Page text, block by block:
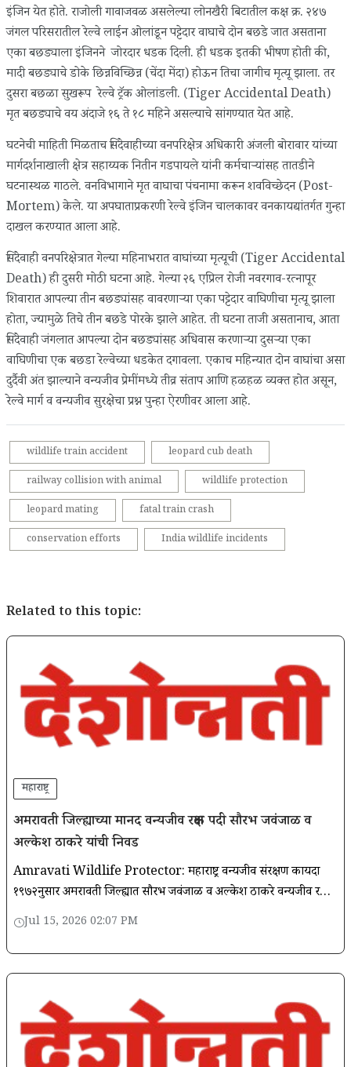
इंजिन येत होते. राजोली गावाजवळ असलेल्या लोनखैरी बिटातील कक्ष क्र. २४७
जंगल परिसरातील रेल्वे लाईन ओलांडून पट्टेदार वाघाचे दोन बछडे जात असताना
एका बछड्याला इंजिनने जोरदार धडक दिली. ही धडक इतकी भीषण होती की,
मादी बछड्याचे डोके छिन्नविच्छिन्न (चेंदा मेंदा) होऊन तिचा जागीच मृत्यू झाला. तर
दुसरा बछळा सुखरूप रेल्वे ट्रॅक ओलांडली. (Tiger Accidental Death)
मृत बछड्याचे वय अंदाजे १६ ते १८ महिने असल्याचे सांगण्यात येत आहे.
घटनेची माहिती मिळताच सिंदेवाहीच्या वनपरिक्षेत्र अधिकारी अंजली बोरावार यांच्या
मार्गदर्शनाखाली क्षेत्र सहाय्यक नितीन गडपायले यांनी कर्मचाऱ्यांसह तातडीने
घटनास्थळ गाठले. वनविभागाने मृत वाघाचा पंचनामा करून शवविच्छेदन (Post-
Mortem) केले. या अपघाताप्रकरणी रेल्वे इंजिन चालकावर वनकायद्यांतर्गत गुन्हा
दाखल करण्यात आला आहे.
सिंदेवाही वनपरिक्षेत्रात गेल्या महिनाभरात वाघांच्या मृत्यूची (Tiger Accidental
Death) ही दुसरी मोठी घटना आहे. गेल्या २६ एप्रिल रोजी नवरगाव-रत्नापूर
शिवारात आपल्या तीन बछड्यांसह वावरणाऱ्या एका पट्टेदार वाघिणीचा मृत्यू झाला
होता, ज्यामुळे तिचे तीन बछडे पोरके झाले आहेत. ती घटना ताजी असतानाच, आता
सिंदेवाही जंगलात आपल्या दोन बछड्यांसह अधिवास करणाऱ्या दुसऱ्या एका
वाघिणीचा एक बछडा रेल्वेच्या धडकेत दगावला. एकाच महिन्यात दोन वाघांचा असा
दुर्दैवी अंत झाल्याने वन्यजीव प्रेमींमध्ये तीव्र संताप आणि हळहळ व्यक्त होत असून,
रेल्वे मार्ग व वन्यजीव सुरक्षेचा प्रश्न पुन्हा ऐरणीवर आला आहे.
wildlife train accident
leopard cub death
railway collision with animal
wildlife protection
leopard mating
fatal train crash
conservation efforts
India wildlife incidents
Related to this topic:
महाराष्ट्र
अमरावती जिल्ह्याच्या मानद वन्यजीव रक्षक पदी सौरभ जवंजाळ व
अल्केश ठाकरे यांची निवड
Amravati Wildlife Protector: महाराष्ट्र वन्यजीव संरक्षण कायदा
१९७२नुसार अमरावती जिल्ह्यात सौरभ जवंजाळ व अल्केश ठाकरे वन्यजीव रक्षक
म्हणून निवडले गेले आहेत. या पदावर नियुक्ती हा जागतिक वन्यजीव संरक्षण
Jul 15, 2026 02:07 PM